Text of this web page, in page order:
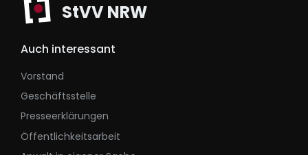
StVV NRW
Auch interessant
Vorstand
Geschäftsstelle
Presseerklärungen
Öffentlichkeitsarbeit